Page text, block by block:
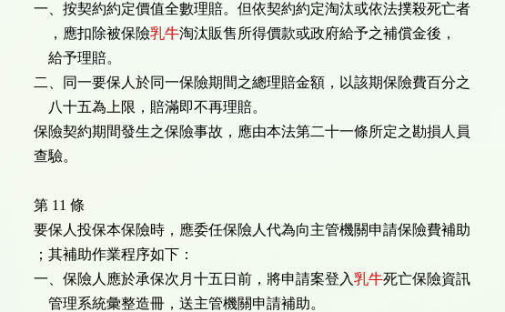
一、按契約約定價值全數理賠。但依契約約定淘汰或依法撲殺死亡者
，應扣除被保險乳牛淘汰販售所得價款或政府給予之補償金後，
給予理賠。
二、同一要保人於同一保險期間之總理賠金額，以該期保險費百分之
八十五為上限，賠滿即不再理賠。
保險契約期間發生之保險事故，應由本法第二十一條所定之勘損人員
查驗。
第 11 條
要保人投保本保險時，應委任保險人代為向主管機關申請保險費補助
；其補助作業程序如下：
一、保險人應於承保次月十五日前，將申請案登入乳牛死亡保險資訊
管理系統彙整造冊，送主管機關申請補助。